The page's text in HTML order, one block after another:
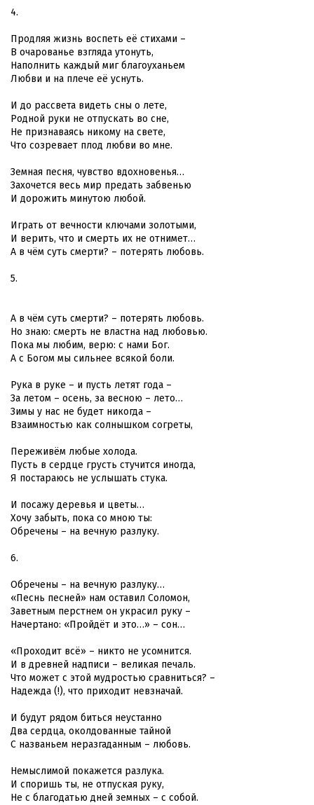
4.
Продляя жизнь воспеть её стихами –
В очарованье взгляда утонуть,
Наполнить каждый миг благоуханьем
Любви и на плече её уснуть.
И до рассвета видеть сны о лете,
Родной руки не отпускать во сне,
Не признаваясь никому на свете,
Что созревает плод любви во мне.
Земная песня, чувство вдохновенья…
Захочется весь мир предать забвенью
И дорожить минутою любой.
Играть от вечности ключами золотыми,
И верить, что и смерть их не отнимет…
А в чём суть смерти? – потерять любовь.
5.
А в чём суть смерти? – потерять любовь.
Но знаю: смерть не властна над любовью.
Пока мы любим, верю: с нами Бог.
А с Богом мы сильнее всякой боли.
Рука в руке – и пусть летят года –
За летом – осень, за весною – лето…
Зимы у нас не будет никогда –
Взаимностью как солнышком согреты,
Переживём любые холода.
Пусть в сердце грусть стучится иногда,
Я постараюсь не услышать стука.
И посажу деревья и цветы…
Хочу забыть, пока со мною ты:
Обречены – на вечную разлуку.
6.
Обречены – на вечную разлуку…
«Песнь песней» нам оставил Соломон,
Заветным перстнем он украсил руку –
Начертано: «Пройдёт и это…» – сон…
«Проходит всё» – никто не усомнится.
И в древней надписи – великая печаль.
Что может с этой мудростью сравниться? –
Надежда (!), что приходит невзначай.
И будут рядом биться неустанно
Два сердца, околдованные тайной
С названьем неразгаданным – любовь.
Немыслимой покажется разлука.
И споришь ты, не отпуская руку,
Не с благодатью дней земных – с собой.